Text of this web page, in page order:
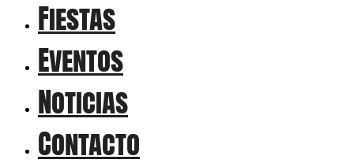
Fiestas
Eventos
Noticias
Contacto